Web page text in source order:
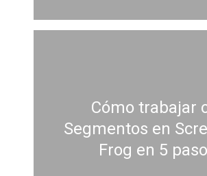
Cómo trabajar
Segmentos en
Frog en 5